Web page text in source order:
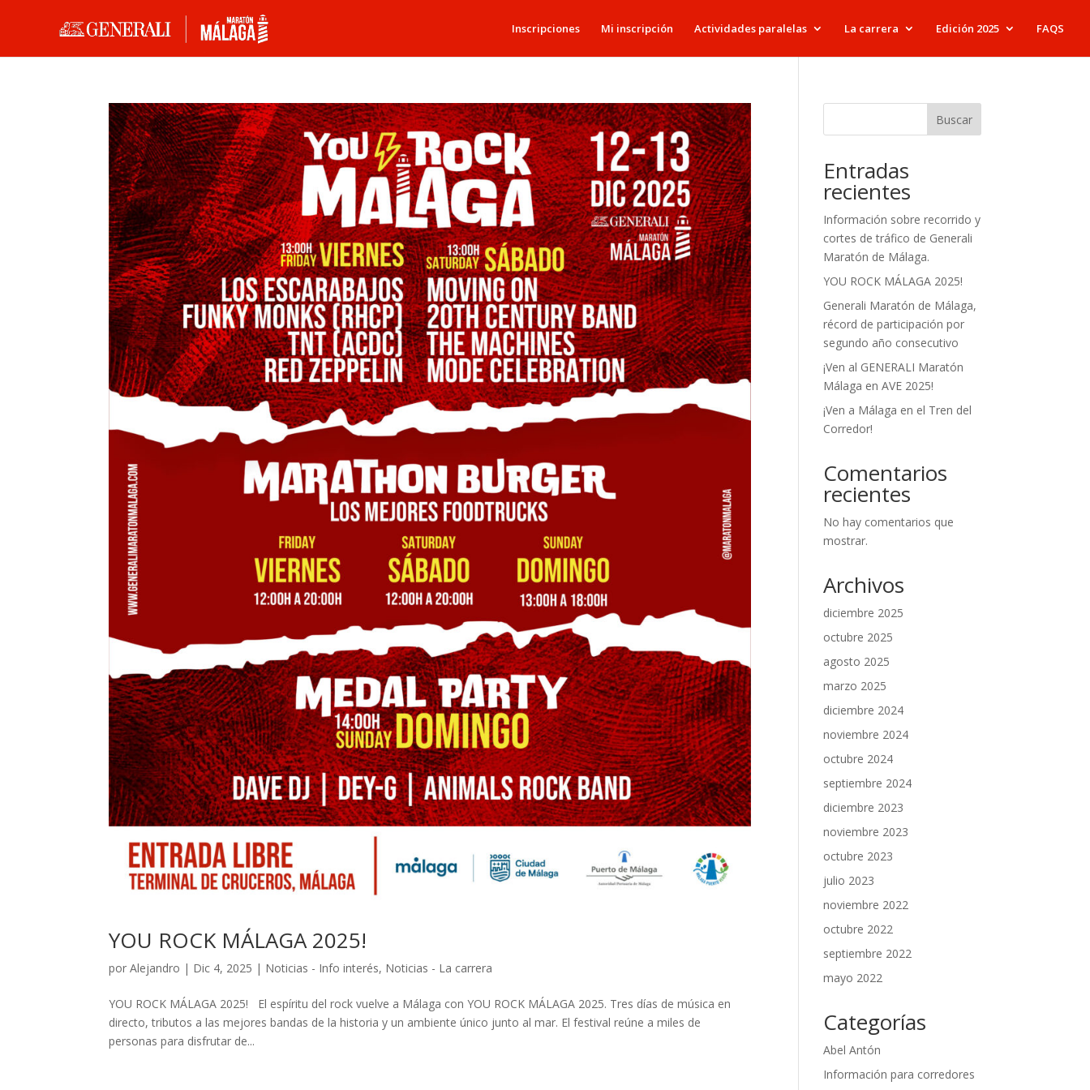
Inscripciones Mi inscripción Actividades paralelas La carrera Edición 2025 FAQS
YOU ROCK MÁLAGA 2025!
porAlejandro | Dic 4, 2025 | Noticias - Info interés, Noticias - La carrera
YOU ROCK MÁLAGA 2025! El espíritu del rock vuelve a Málaga con YOU ROCK MÁLAGA 2025. Tres días de música en
directo, tributos a las mejores bandas de la historia y un ambiente único junto al mar. El festival reúne a miles de
personas para disfrutar de...
Buscar
Entradas
recientes
Información sobre recorrido y
cortes de tráfico de Generali
Maratón de Málaga.
YOU ROCK MÁLAGA 2025!
Generali Maratón de Málaga,
récord de participación por
segundo año consecutivo
¡Ven al GENERALI Maratón
Málaga en AVE 2025!
¡Ven a Málaga en el Tren del
Corredor!
Comentarios
recientes
No hay comentarios que
mostrar.
Archivos
diciembre 2025
octubre 2025
agosto 2025
marzo 2025
diciembre 2024
noviembre 2024
octubre 2024
septiembre 2024
diciembre 2023
noviembre 2023
octubre 2023
julio 2023
noviembre 2022
octubre 2022
septiembre 2022
mayo 2022
Categorías
Abel Antón
Información para corredores